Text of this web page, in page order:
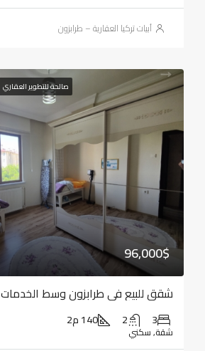
أبيات تركيا العقارية – طرابزون
صالحة للتطوير العقاري
96,000$
شقق للبيع في طرابزون وسط الخدمات
3
2 140 م2
شقة, سكني